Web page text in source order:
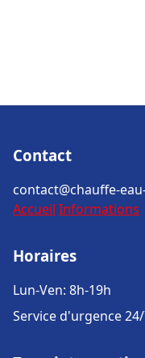
Contact
contact@chauffe-
Accueil Informations
Horaires
Lun-Ven: 8h-19h
Service d'urgence